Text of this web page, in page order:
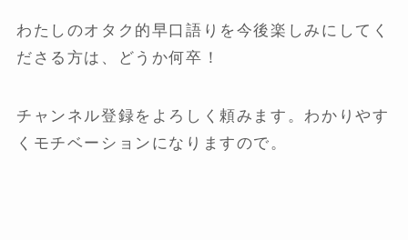
わたしのオタク的早口語りを今後楽しみにしてく
ださる方は、どうか何卒！
チャンネル登録をよろしく頼みます。わかりやす
くモチベーションになりますので。